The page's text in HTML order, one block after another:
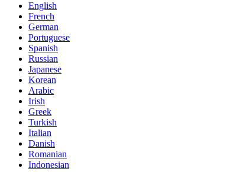
English
French
German
Portuguese
Spanish
Russian
Japanese
Korean
Arabic
Irish
Greek
Turkish
Italian
Danish
Romanian
Indonesian